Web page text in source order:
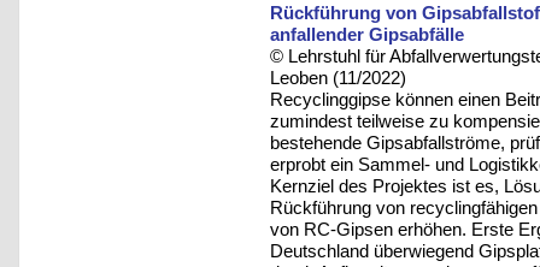
Rückführung von
anfallender Gipsabfälle
© Lehrstuhl für
Leoben (11/2022)
Recyclinggipse können einen
zumindest teilweise zu
bestehende Gipsabfallströme,
erprobt ein Sammel- und
Kernziel des Projektes ist es,
Rückführung von
von RC-Gipsen erhöhen. Erste
Deutschland überwiegend